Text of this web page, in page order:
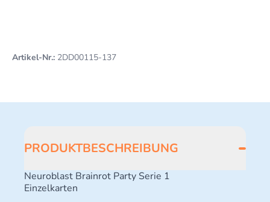
Artikel-Nr.: 2DD00115-137
PRODUKTBESCHREIBUNG
Neuroblast Brainrot Party Serie 1
Einzelkarten